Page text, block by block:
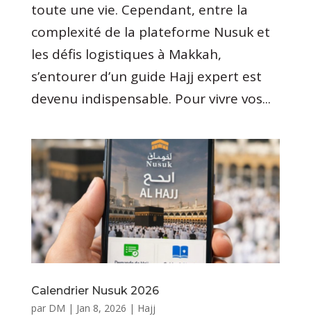
toute une vie. Cependant, entre la
complexité de la plateforme Nusuk et
les défis logistiques à Makkah,
s’entourer d’un guide Hajj expert est
devenu indispensable. Pour vivre vos...
Calendrier Nusuk 2026
par DM | Jan 8, 2026 | Hajj